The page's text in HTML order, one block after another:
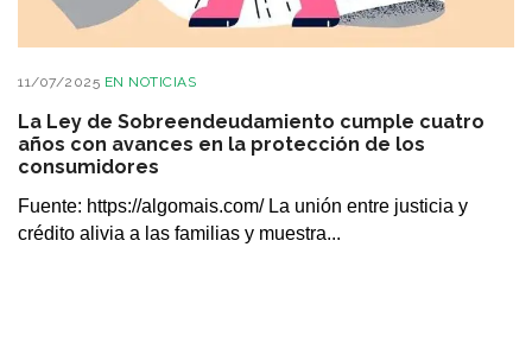
11/07/2025 EN NOTICIAS
La Ley de Sobreendeudamiento cumple cuatro
años con avances en la protección de los
consumidores
Fuente: https://algomais.com/ La unión entre justicia y
crédito alivia a las familias y muestra...